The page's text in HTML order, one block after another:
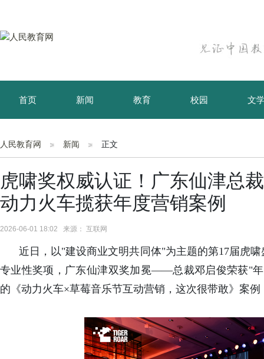
首页 新闻 教育 校园 文
育儿 资讯
人民教育网 新闻 正文
虎啸奖权威认证！广东仙津总
动力火车揽获年度营销案例
2026-06-01 18:02 来源： 互联网
近日，以"建设商业文明共同体"为主题的第17届虎
专业性奖项，广东仙津双奖加冕——总裁邓启俊荣获"
的《动力火车×草莓音乐节互动营销，这次很带敢》案